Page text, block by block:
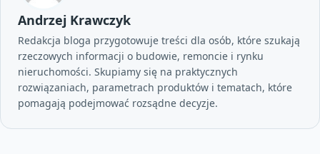
Andrzej Krawczyk
Redakcja bloga przygotowuje treści dla osób, które szukają
rzeczowych informacji o budowie, remoncie i rynku
nieruchomości. Skupiamy się na praktycznych
rozwiązaniach, parametrach produktów i tematach, które
pomagają podejmować rozsądne decyzje.